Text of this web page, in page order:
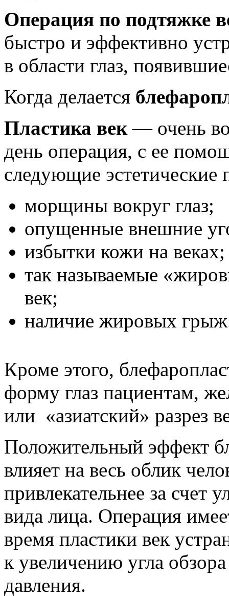
Операция по подтяжке
быстро и эффективно
в области глаз,
Когда делается
Пластика век— очень
день операция, с ее
следующие эстетические
морщины вокруг глаз;
опущенные внешние
избытки кожи на веках;
так называемые
век;
наличие жировых
Кроме этого,
форму глаз пациентам,
или «азиатский» разрез
Положительный эффект
влияет на весь облик
привлекательнее за
вида лица. Операция
время пластики век
к увеличению угла
давления.